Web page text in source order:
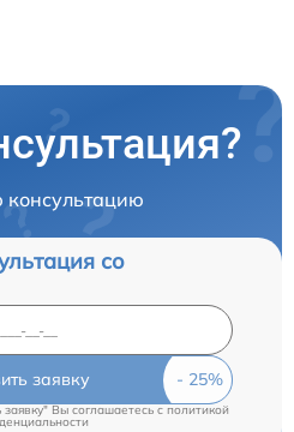
консультацию
со
заявку
Вы соглашаетесь c политикой